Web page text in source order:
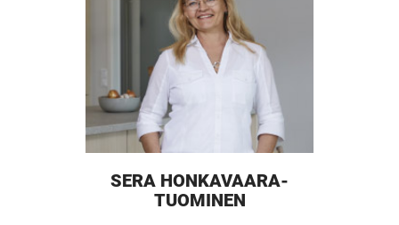
SERA HONKAVAARA-
TUOMINEN
UUSI